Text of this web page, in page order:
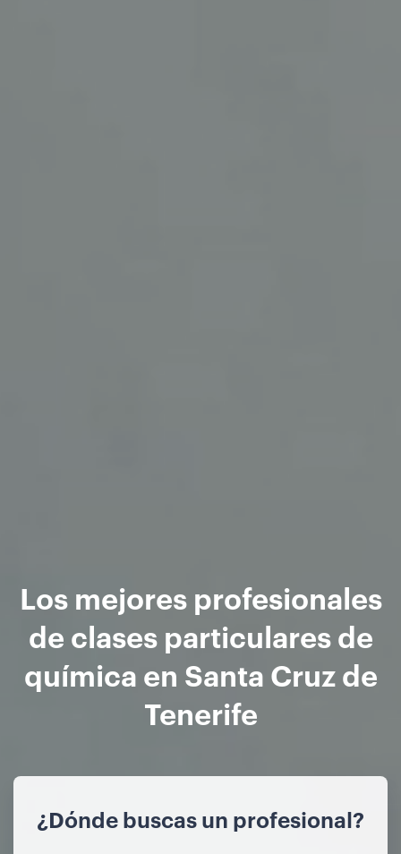
Los mejores profesionales
de clases particulares de
química en Santa Cruz de
Tenerife
¿Dónde buscas un profesional?